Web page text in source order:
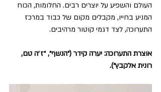
העולם והשפיע על יוצרים רבים. החלומות, הכוח
המניע בחייו, מקבלים מקום של כבוד במרכז
התערוכה, לצד דגמי קוטור מרהיבים.
אוצרת התערוכה: יערה קידר (״הנשף״, ״ז׳ה טם,
רונית אלקבץ״).